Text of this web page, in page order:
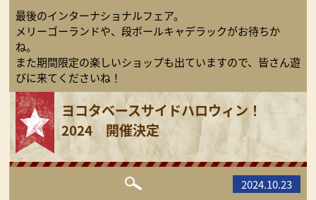
最後のインターナショナルフェア。
メリーゴーランドや、段ボールキャデラックがお待ちか
ね。
また期間限定の楽しいショップも出ていますので、皆さん遊
びに来てくださいね！
ヨコタベースサイドハロウィン！
2024 開催決定
2024.10.23